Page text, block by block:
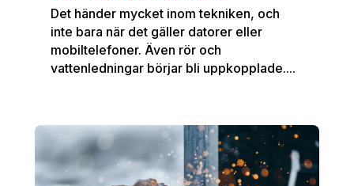
Det händer mycket inom tekniken, och
inte bara när det gäller datorer eller
mobiltelefoner. Även rör och
vattenledningar börjar bli uppkopplade....